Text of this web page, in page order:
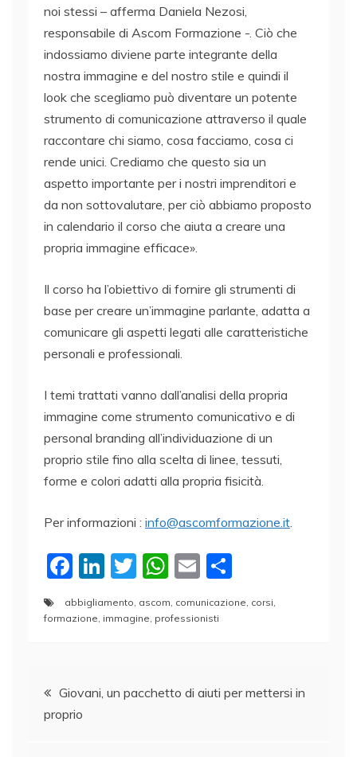
noi stessi – afferma Daniela Nezosi,
responsabile di Ascom Formazione -. Ciò che
indossiamo diviene parte integrante della
nostra immagine e del nostro stile e quindi il
look che scegliamo può diventare un potente
strumento di comunicazione attraverso il quale
raccontare chi siamo, cosa facciamo, cosa ci
rende unici. Crediamo che questo sia un
aspetto importante per i nostri imprenditori e
da non sottovalutare, per ciò abbiamo proposto
in calendario il corso che aiuta a creare una
propria immagine efficace».
Il corso ha l’obiettivo di fornire gli strumenti di
base per creare un’immagine parlante, adatta a
comunicare gli aspetti legati alle caratteristiche
personali e professionali.
I temi trattati vanno dall’analisi della propria
immagine come strumento comunicativo e di
personal branding all’individuazione di un
proprio stile fino alla scelta di linee, tessuti,
forme e colori adatti alla propria fisicità.
Per informazioni : info@ascomformazione.it.
F
a
c
o
o
Li
k
n
T
itt
W
at
p
E
m
ai
di
abbigliamento, ascom, comunicazione, corsi,
formazione, immagine, professionisti
Navigazione
articoli
Giovani, un pacchetto di aiuti per mettersi in
proprio